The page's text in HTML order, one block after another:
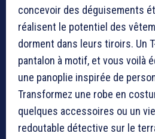
concevoir des déguisements
réalisent le potentiel des
dorment dans leurs tiroirs. Un
pantalon à motif, et vous voilà
une panoplie inspirée de
Transformez une robe en
quelques accessoires ou un
redoutable détective sur le